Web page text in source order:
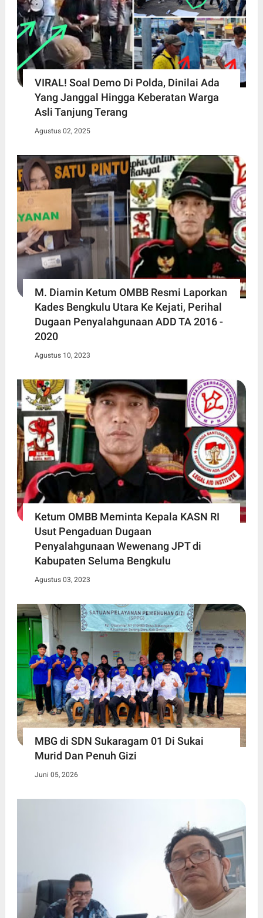
VIRAL! Soal Demo Di Polda, Dinilai Ada
Yang Janggal Hingga Keberatan Warga
Asli Tanjung Terang
Agustus 02, 2025
M. Diamin Ketum OMBB Resmi Laporkan
Kades Bengkulu Utara Ke Kejati, Perihal
Dugaan Penyalahgunaan ADD TA 2016 -
2020
Agustus 10, 2023
Ketum OMBB Meminta Kepala KASN RI
Usut Pengaduan Dugaan
Penyalahgunaan Wewenang JPT di
Kabupaten Seluma Bengkulu
Agustus 03, 2023
MBG di SDN Sukaragam 01 Di Sukai
Murid Dan Penuh Gizi
Juni 05, 2026